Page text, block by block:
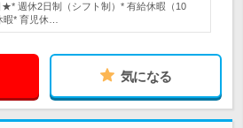
週休2日制（シフト制）* 有給休暇（10
暇* 育児休…
気になる